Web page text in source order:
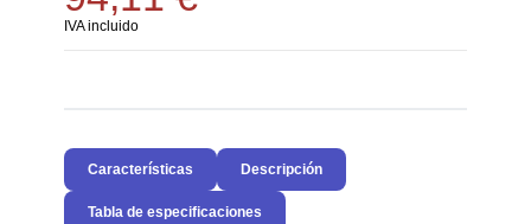
IVA incluido
Características Descripción
Tabla de especificaciones